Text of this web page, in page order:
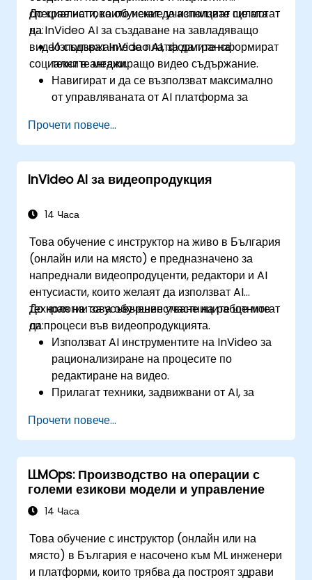
специалисти, които искат да използват силата
на InVideo AI за създаване на завладяващо
видео съдържание за платформите на
социалните медии.
До края на това обучение участниците ще могат
да:
Използват InVideo AI, за да трансформират
текст в ангажиращо видео съдържание.
Навигират и да се възползват максимално
от управляваната от AI платформа за
Подобрят стратегиите си за социални
медии с генерирано от AI видео
съдържание.
Анализират и оптимизират ангажираността
прозрения.
Прочети повече...
InVideo AI за видеопродукция
14 Часа
Това обучение с инструктор на живо в България
(онлайн или на място) е предназначено за
напреднали видеопродуценти, редактори и AI
ентусиасти, които желаят да използват AI
технологии за усъвършенстване на работните
си процеси във видеопродукцията.
До края на това обучение участниците ще могат
да:
Използват AI инструментите на InVideo за
рационализиране на процесите по
редактиране на видео.
Прилагат техники, задвижвани от AI, за
съдържание.
Създават видеа с професионално качество
чрез базирани на AI шаблони.
Оптимизират работните процеси,
захранвани от AI, за повишаване на
продуктивността във видеопродукцията.
Прочети повече...
LLMOps: Производство на операции с
големи езикови модели и управление
14 Часа
Това обучение с инструктор (онлайн или на
място) в България е насочено към ML инженери
и платформи, които трябва да построят здрави